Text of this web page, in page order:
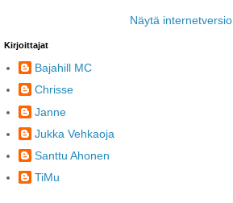
Näytä internetversio
Kirjoittajat
Bajahill MC
Chrisse
Janne
Jukka Vehkaoja
Santtu Ahonen
TiMu